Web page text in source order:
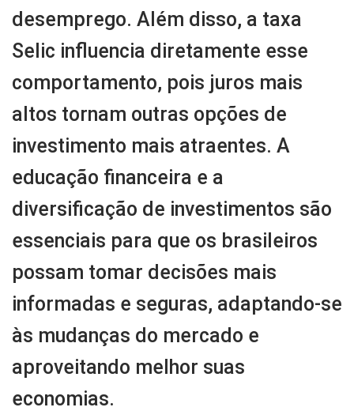
desemprego. Além disso, a taxa
Selic influencia diretamente esse
comportamento, pois juros mais
altos tornam outras opções de
investimento mais atraentes. A
educação financeira e a
diversificação de investimentos são
essenciais para que os brasileiros
possam tomar decisões mais
informadas e seguras, adaptando-se
às mudanças do mercado e
aproveitando melhor suas
economias.